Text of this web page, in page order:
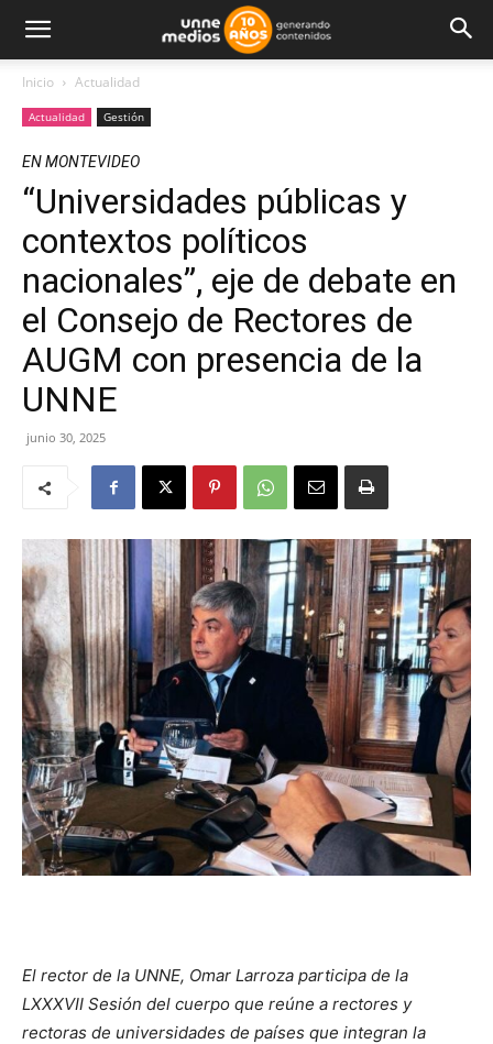
Inicio Actualidad
Actualidad Gestión
EN MONTEVIDEO
“Universidades públicas y
contextos políticos
nacionales”, eje de debate en
el Consejo de Rectores de
AUGM con presencia de la
UNNE
junio 30, 2025
El rector de la UNNE, Omar Larroza participa de la
LXXXVII Sesión del cuerpo que reúne a rectores y
rectoras de universidades de países que integran la